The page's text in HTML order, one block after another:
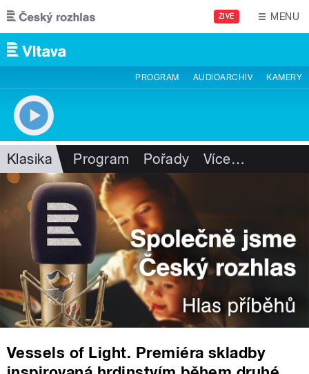
Přejít k hlavnímu obsahu
ŽIVĚ MENU
PROGRAM AUDIOARCHIV KAMERY
Klasika Program Pořady Více…
Vessels of Light. Premiéra skladby